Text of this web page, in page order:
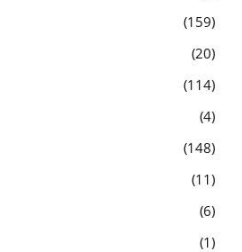
159
20
114
4
148
11
6
1